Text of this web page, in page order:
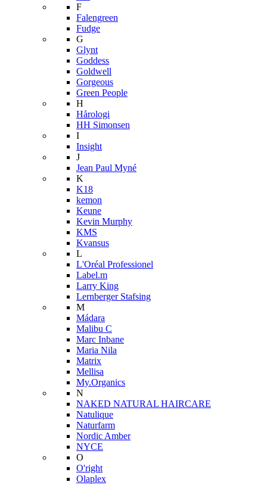
F
Falengreen
Fudge
G
Glynt
Goddess
Goldwell
Gorgeous
Green People
H
Hårologi
HH Simonsen
I
Insight
J
Jean Paul Myné
K
K18
kemon
Keune
Kevin Murphy
KMS
Kvansus
L
L'Oréal Professionel
Label.m
Larry King
Lernberger Stafsing
M
Mádara
Malibu C
Marc Inbane
Maria Nila
Matrix
Mellisa
My.Organics
N
NAKED NATURAL HAIRCARE
Natulique
Naturfarm
Nordic Amber
NYCE
O
O'right
Olaplex